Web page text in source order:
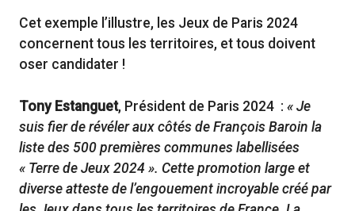
Cet exemple l’illustre, les Jeux de Paris 2024
concernent tous les territoires, et tous doivent
oser candidater !
Tony Estanguet, Président de Paris 2024 : « Je
suis fier de révéler aux côtés de François Baroin la
liste des 500 premières communes labellisées
« Terre de Jeux 2024 ». Cette promotion large et
diverse atteste de l’engouement incroyable créé par